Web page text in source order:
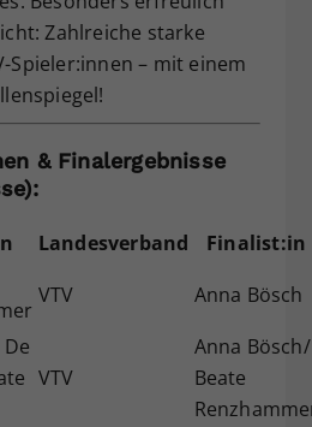
Zahlreiche starke
Spieler:innen – mit einem
& Finalergebnisse
Landesverband
Finalist:in
VTV
Anna Bösch
VTV
Anna Bösch/
Beate
speichert Ihre Consent-
Unter anderem eine
generierte ID, für die
Speicherung Ihrer
Betreiber dies eingestellt